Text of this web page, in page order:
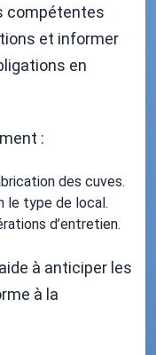
compétentes
et informer
en
:
des cuves.
le type de local.
d’entretien.
à anticiper les
à la